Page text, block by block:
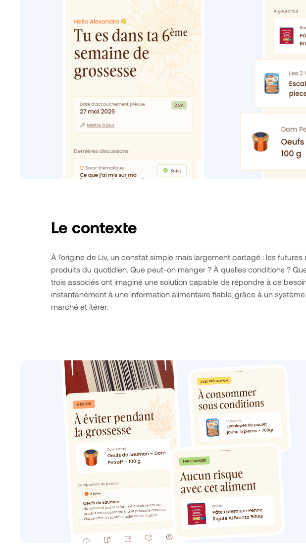
Le contexte
À l’origine de Liv, un constat simple mais largement partagé : les
produits du quotidien. Que peut-on manger ? À quelles conditions ?
trois associés ont imaginé une solution capable de répondre à ce
instantanément à une information alimentaire fiable, grâce à un
marché et itérer.